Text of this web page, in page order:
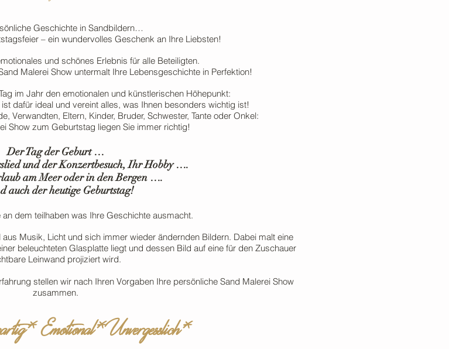
Geschichte in Sandbildern…
– ein wundervolles Geschenk an Ihre Liebsten!
und schönes Erlebnis für alle Beteiligten.
Malerei Show untermalt Ihre Lebensgeschichte in Perfektion!
im Jahr den emotionalen und künstlerischen Höhepunkt:
dafür ideal und vereint alles, was Ihnen besonders wichtig ist!
Verwandten, Eltern, Kinder, Bruder, Schwester, Tante oder Onkel:
Show zum Geburtstag liegen Sie immer richtig!
Der Tag der Geburt …
und der Konzertbesuch, Ihr Hobby ….
am Meer oder in den Bergen ….
auch der heutige Geburtstag!
an dem teilhaben was Ihre Geschichte ausmacht.
Musik, Licht und sich immer wieder ändernden Bildern. Dabei malt eine
beleuchteten Glasplatte liegt und dessen Bild auf eine für den Zuschauer
Leinwand projiziert wird.
stellen wir nach Ihren Vorgaben Ihre persönliche Sand Malerei Show
zusammen.
Emotional* Unvergesslich*